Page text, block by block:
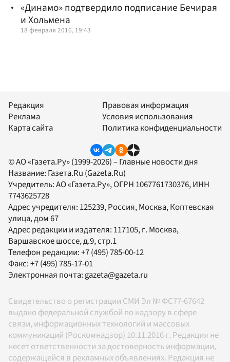
«Динамо» подтвердило подписание Бечирая
и Хольмена
18 февраля 2016, 19:43
Редакция
Реклама
Карта сайта
Правовая информация
Условия использования
Политика конфиденциальности
© АО «Газета.Ру» (1999-2026) – Главные новости дня
Название: Газета.Ru (Gazeta.Ru)
Учредитель:АО «Газета.Ру», ОГРН 1067761730376, ИНН
7743625728
Адрес учредителя: 125239, Россия, Москва, Коптевская
улица, дом 67
Адрес редакции и издателя: 117105, г. Москва,
Варшавское шоссе, д.9, стр.1
Телефон редакции:+7 (495) 785-00-12
Факс:+7 (495) 785-17-01
Электронная почта:gazeta@gazeta.ru
Свидетельство о регистрации СМИ Эл № ФС77-67642
выдано федеральной службой по надзору в сфере
связи, информационных технологий и массовых
коммуникаций (Роскомнадзор) 10.11.2016 г. Редакция не
несет ответственности за достоверность информации,
содержащейся в рекламных объявлениях. Редакция не